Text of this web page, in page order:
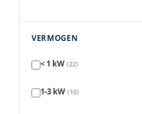
VERMOGEN
< 1 kW (22)
1-3 kW (10)